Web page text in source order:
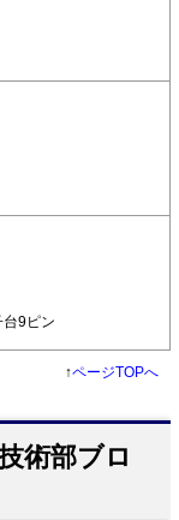
9ピン
↑ページTOPへ
術部ブロ